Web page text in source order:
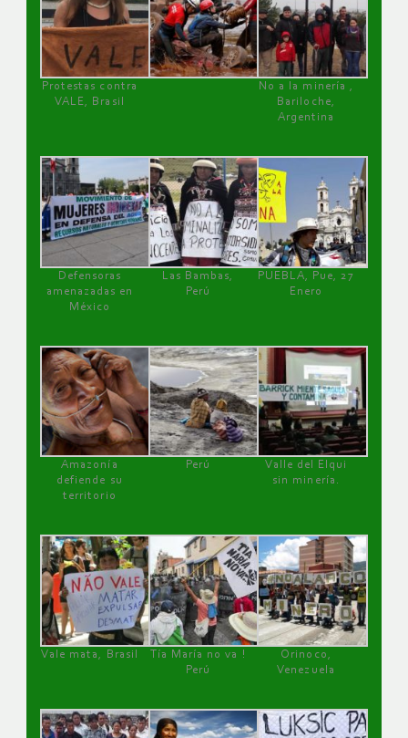
Protestas contra
VALE, Brasil
No a la minería ,
Bariloche,
Argentina
Defensoras
amenazadas en
México
Las Bambas,
Perú
PUEBLA, Pue, 27
Enero
Amazonía
defiende su
territorio
Perú
Valle del Elqui
sin minería.
Vale mata, Brasil
Tía María no va !
Perú
Orinoco,
Venezuela